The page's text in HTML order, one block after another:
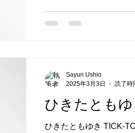
ひきたともゆ
ひきたともゆき TICK-
Sayuri Ushio
2025年3月3日
読了時